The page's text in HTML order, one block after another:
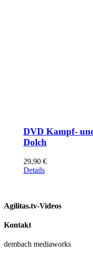
DVD Kampf-
Dolch
29,90 €
Details
Agilitas.tv-Videos
Kontakt
dembach mediaworks